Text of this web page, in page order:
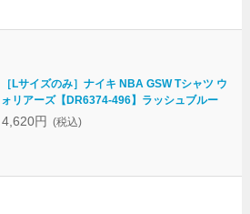
［Lサイズのみ］ナイキ NBA GSW Tシャツ ウ
ォリアーズ【DR6374-496】ラッシュブルー
4,620円 (税込)